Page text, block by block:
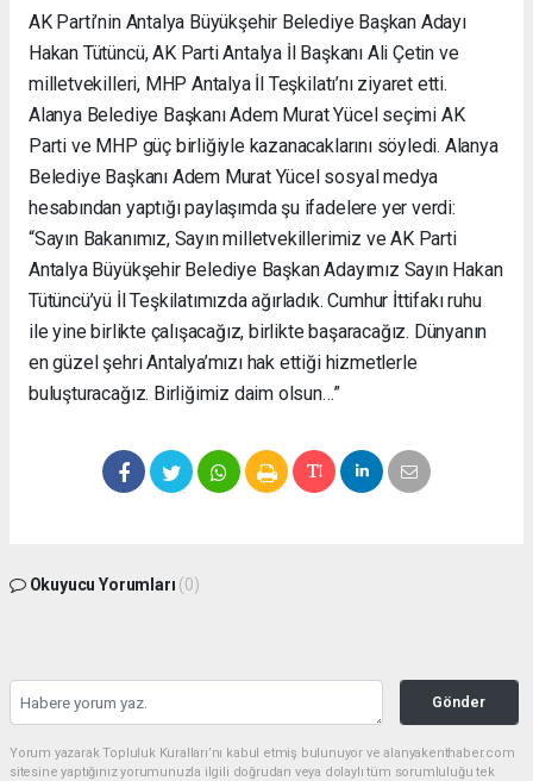
AK Parti’nin Antalya Büyükşehir Belediye Başkan Adayı
Hakan Tütüncü, AK Parti Antalya İl Başkanı Ali Çetin ve
milletvekilleri, MHP Antalya İl Teşkilatı’nı ziyaret etti.
Alanya Belediye Başkanı Adem Murat Yücel seçimi AK
Parti ve MHP güç birliğiyle kazanacaklarını söyledi. Alanya
Belediye Başkanı Adem Murat Yücel sosyal medya
hesabından yaptığı paylaşımda şu ifadelere yer verdi:
“Sayın Bakanımız, Sayın milletvekillerimiz ve AK Parti
Antalya Büyükşehir Belediye Başkan Adayımız Sayın Hakan
Tütüncü’yü İl Teşkilatımızda ağırladık. Cumhur İttifakı ruhu
ile yine birlikte çalışacağız, birlikte başaracağız. Dünyanın
en güzel şehri Antalya’mızı hak ettiği hizmetlerle
buluşturacağız. Birliğimiz daim olsun…”
Okuyucu Yorumları (0)
Gönder
Yorum yazarak Topluluk Kuralları’nı kabul etmiş bulunuyor ve alanyakenthaber.com
sitesine yaptığınız yorumunuzla ilgili doğrudan veya dolaylı tüm sorumluluğu tek